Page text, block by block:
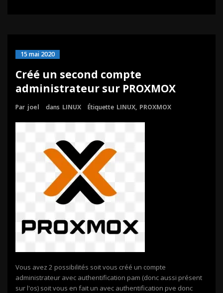
15 mai 2020
Créé un second compte
administrateur sur PROXMOX
Par joel dans LINUX Étiquette LINUX, PROXMOX
Vous avez 2 possibilités soit vous créé un compte
administrateur avec authentification pam (donc aussi présent
sur l'os) soit vous en fait un avec authentification pve donc